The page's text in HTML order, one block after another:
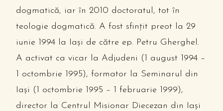
dogmatică, iar în 2010 doctoratul, tot în
teologie dogmatică. A fost sfinţit preot la 29
iunie 1994 la Iaşi de către ep. Petru Gherghel.
A activat ca vicar la Adjudeni (1 august 1994 –
1 octombrie 1995), formator la Seminarul din
Iaşi (1 octombrie 1995 – 1 februarie 1999),
director la Centrul Misionar Diecezan din Iaşi